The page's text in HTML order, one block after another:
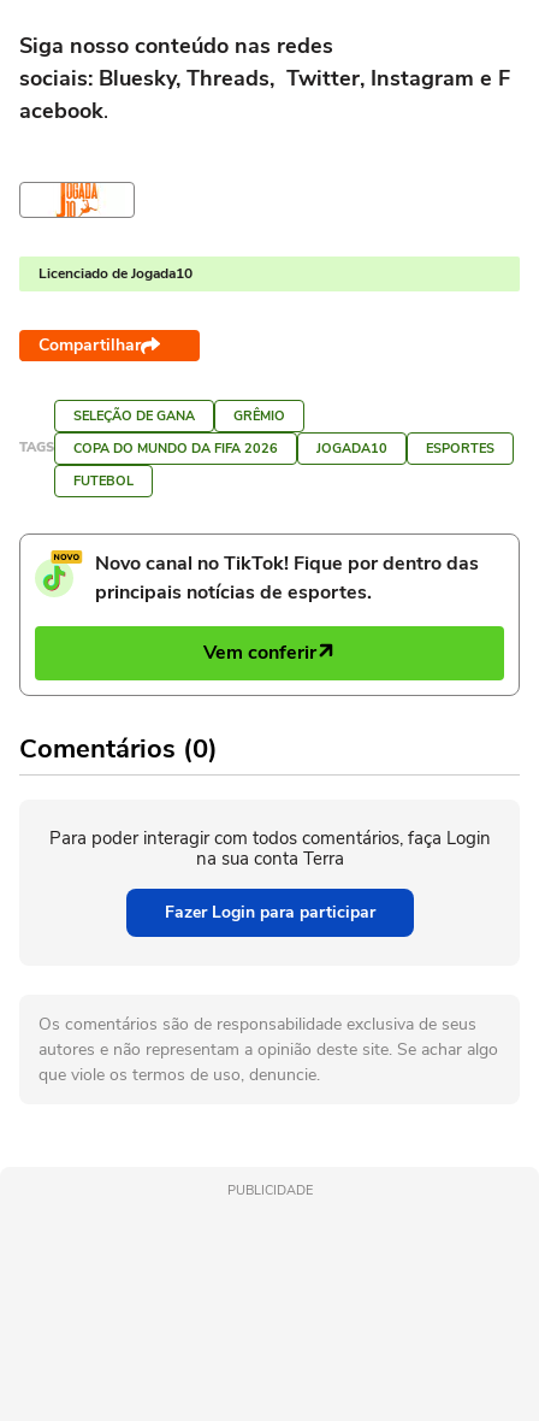
Siga nosso conteúdo nas redes
sociais: Bluesky, Threads, Twitter, Instagram e F
acebook.
Licenciado de Jogada10
Compartilhar
TAGS
SELEÇÃO DE GANA
GRÊMIO
COPA DO MUNDO DA FIFA 2026
JOGADA10
ESPORTES
FUTEBOL
Novo canal no TikTok! Fique por dentro das
principais notícias de esportes.
Vem conferir
Comentários (0)
Para poder interagir com todos comentários, faça Login
na sua conta Terra
Fazer Login para participar
Os comentários são de responsabilidade exclusiva de seus
autores e não representam a opinião deste site. Se achar algo
que viole os termos de uso, denuncie.
PUBLICIDADE